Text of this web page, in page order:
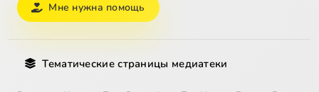
Мне нужна помощь
Тематические страницы медиатеки